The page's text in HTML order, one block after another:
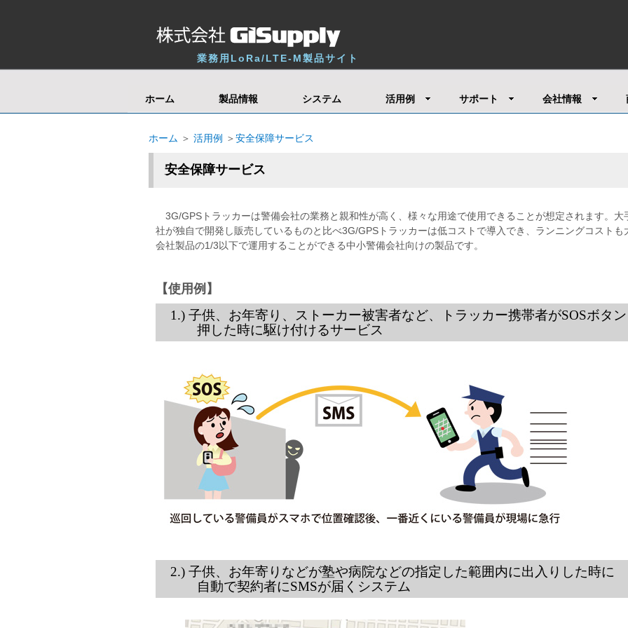
業務用LoRa/LTE-M製品サイト
ホーム 製品情報 システム 活用例 サポート 会社情報
ホーム ＞ 活用例 ＞安全保障サービス
安全保障サービス
3G/GPSトラッカーは警備会社の業務と親和性が高く、様々な用途で使用できることが想定されます。大
社が独自で開発し販売しているものと比べ3G/GPSトラッカーは低コストで導入でき、ランニングコストも
会社製品の1/3以下で運用することができる中小警備会社向けの製品です。
【使用例】
1.) 子供、お年寄り、ストーカー被害者など、トラッカー携帯者がSOSボタ
押した時に駆け付けるサービス
2.) 子供、お年寄りなどが塾や病院などの指定した範囲内に出入りした時に
自動で契約者にSMSが届くシステム